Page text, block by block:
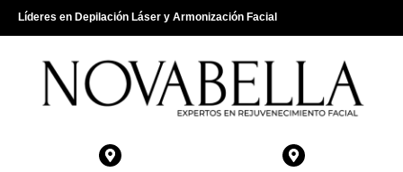
Líderes en Depilación Láser y Armonización Facial